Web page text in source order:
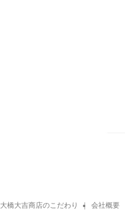
大橋大吉商店のこだわり ｜ 会社概要